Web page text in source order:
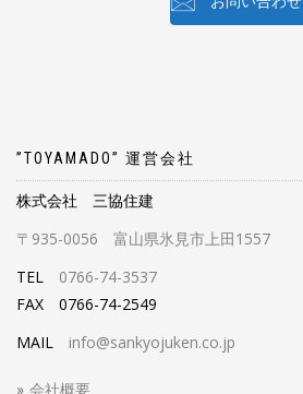
”TOYAMADO” 運営会社
株式会社 三協住建
〒935-0056 富山県氷見市上田1557
TEL 0766-74-3537
FAX 0766-74-2549
MAIL info@sankyojuken.co.jp
会社概要